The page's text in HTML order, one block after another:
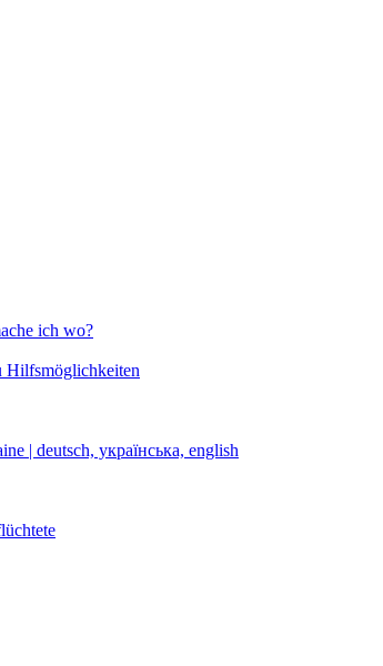
ich wo?
Hilfsmöglichkeiten
| deutsch, українська, english